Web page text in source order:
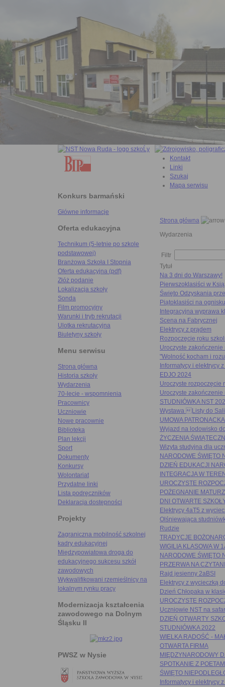
Konkurs barmański
Główne informacje
Oferta edukacyjna
Technikum (5-letnie po szkole
podstawowej)
Branżowa Szkoła I Stopnia
Oferta edukacyjna (pdf)
Złóż podanie
Lokalizacja szkoły
Sonda
Film promocyjny
Warunki i tryb rekrutacji
Ulotka rekrutacyjna
Biuletyny szkoły
Menu serwisu
Strona główna
Historia szkoły
Wydarzenia
70-lecie - wspomnienia
Pracownicy
Uczniowie
Nowe pracownie
Biblioteka
Plan lekcji
Sport
Dokumenty
Konkursy
Wolontariat
Przydatne linki
Lista podręczników
Deklaracja dostępności
Projekty
Zagraniczna mobilność szkolnej
kadry edukacyjnej
Międzypowiatowa droga do
edukacyjnego sukcesu szkół
zawodowych
Wykwalifikowani rzemieślnicy na
lokalnym rynku pracy
Modernizacja kształcenia
zawodowego na Dolnym
Śląsku II
PWSZ w Nysie
Kontakt
Linki
Szukaj
Mapa serwisu
Strona główna
Wydarzenia
Filtr
Tytuł
Na 3 dni do Warszawy!
Pierwszoklasiści w
Święto Odzyskania
Piątoklasiści na
Integracyjna wyprawa
Scena na Fabrycznej
Elektrycy z prądem
Rozpoczęcie roku
Uroczyste
"Wolność kocham i
Informatycy i elektrycy
EDJO 2024
Uroczyste rozpoczęcie
Uroczyste
STUDNIÓWKA NST
Wystawa Listy do
UMOWA PATRONACKA
Wyjazd na lodowisko
ŻYCZENIA
Wizyta studyjna dla
NARODOWE ŚWIĘTO
DZIEŃ EDUKACJI
INTEGRACJA W
UROCZYSTE
POŻEGNANIE
DNI OTWARTE
Elektrycy 4aT5 z
Olśniewająca
Rudzie
TRADYCJE
WIGILIA KLASOWA W
NARODOWE ŚWIĘTO
PRZERWA NA
Rajd jesienny 2aBSI
Elektrycy z wycieczką
Dzień Chłopaka w
UROCZYSTE
Uczniowie NST na
DZIEŃ OTWARTY
STUDNIÓWKA 2022
WIELKA RADOŚĆ -
OTWARTA FIRMA
MIĘDZYNARODOWY
SPOTKANIE Z
ŚWIĘTO
Informatycy i elektrycy